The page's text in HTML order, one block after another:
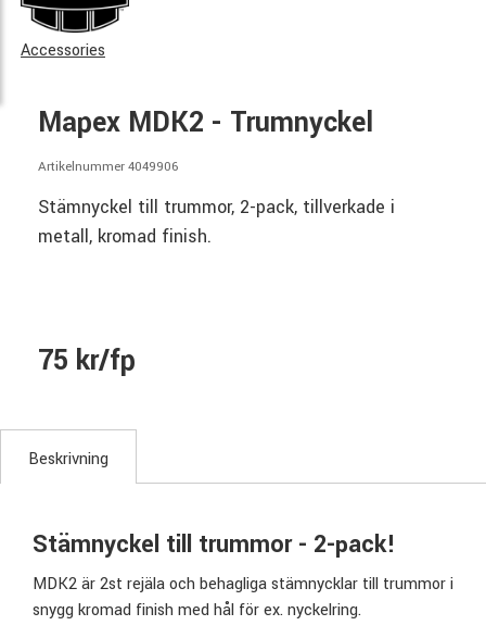
Accessories
Mapex MDK2 - Trumnyckel
Artikelnummer 4049906
Stämnyckel till trummor, 2-pack, tillverkade i
metall, kromad finish.
75 kr/fp
Beskrivning
Stämnyckel till trummor - 2-pack!
MDK2 är 2st rejäla och behagliga stämnycklar till trummor i
snygg kromad finish med hål för ex. nyckelring.